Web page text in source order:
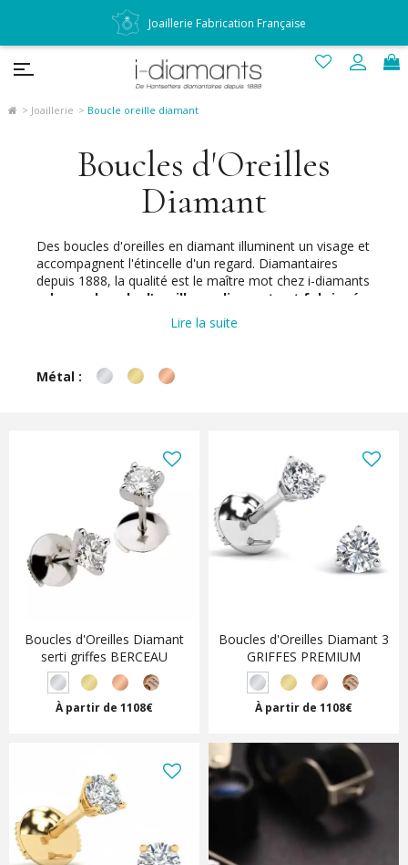
Joaillerie Boucle oreille diamant
Boucles d'Oreilles
Diamant
Des boucles d'oreilles en diamant illuminent un visage et
accompagnent l'étincelle d'un regard. Diamantaires
depuis 1888, la qualité est le maître mot chez i-diamants
chaque boucle d'oreille en diamant est fabriquée
sur mesure en France , en or 18 carats (750/000) ou
en platine 950/000. Dans notre catalogue en ligne ci-
d'oreille diamant des suggestions de diamants de qualité
certifiée (exclusivement par les laboratoires de
est de 2 à 3 semaines. Achetez des boucles d’oreilles en
ligne avec paiement sécurisé par CB, 3X sans frais,
American Express, PayPal, chèque ou virement.La
livraison est assurée et offerte. Pour plus
d'informations, n'hésitez pas à nous contacter.
Lire la suite
Métal :
Boucles d'Oreilles Diamant
serti griffes BERCEAU
À partir de 1108€
Boucles d'Oreilles Diamant 3
GRIFFES PREMIUM
À partir de 1108€
Joaillerie Fabrication Française